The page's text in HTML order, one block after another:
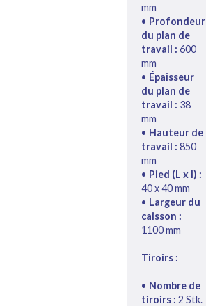
mm
• Profondeur
du plan de
travail : 600
mm
• Épaisseur
du plan de
travail : 38
mm
• Hauteur de
travail : 850
mm
• Pied (L x l) :
40 x 40 mm
• Largeur du
caisson :
1100 mm
Tiroirs :
• Nombre de
tiroirs : 2 Stk.